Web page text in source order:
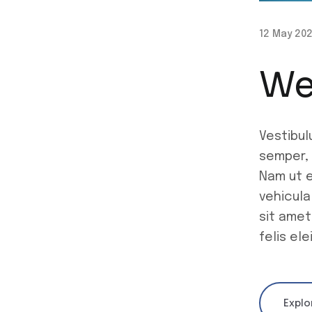
12 May
Nam ut
sit amet
felis